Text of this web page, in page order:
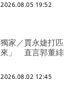
2026.08.05 19:52
獨家／賈永婕打
來」 直言郭董緋
2026.08.02 12:45